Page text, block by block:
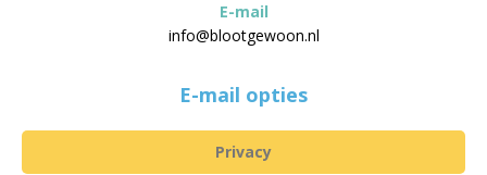
E-mail
info@blootgewoon.nl
E-mail opties
Privacy